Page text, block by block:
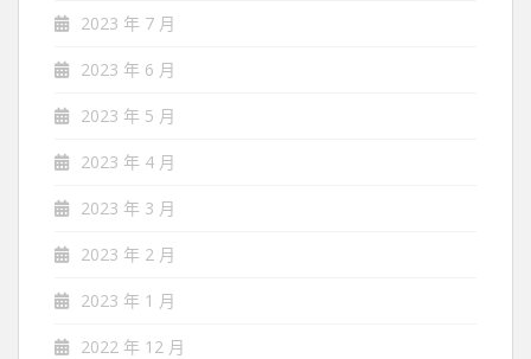
2023 年 7 月
2023 年 6 月
2023 年 5 月
2023 年 4 月
2023 年 3 月
2023 年 2 月
2023 年 1 月
2022 年 12 月